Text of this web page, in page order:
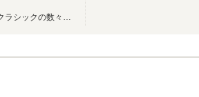
仕上げに拘ったハイブランドやネオクラシックの数々！！